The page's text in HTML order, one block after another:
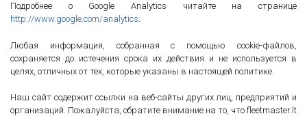
Подробнее о Google Analytics читайте на странице
http://www.google.com/analytics.
Любая информация, собранная с помощью cookie-файлов,
сохраняется до истечения срока их действия и не используется в
целях, отличных от тех, которые указаны в настоящей политике.
Наш сайт содержит ссылки на веб-сайты других лиц, предприятий и
организаций. Пожалуйста, обратите внимание на то, что fleetmaster.lt